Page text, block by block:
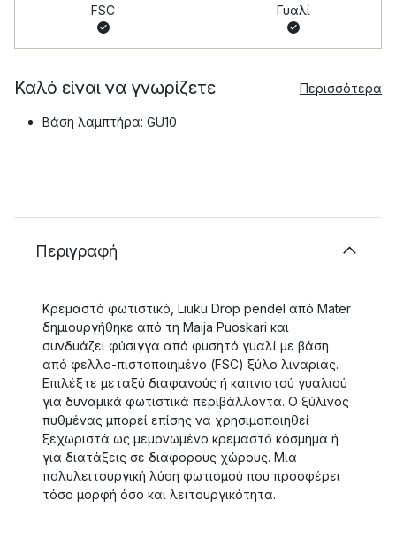
FSC Γυαλί
Καλό είναι να γνωρίζετε Περισσότερα
Βάση λαμπτήρα: GU10
Περιγραφή
Κρεμαστό φωτιστικό, Liuku Drop pendel από Mater
δημιουργήθηκε από τη Maija Puoskari και
συνδυάζει φύσιγγα από φυσητό γυαλί με βάση
από φελλο-πιστοποιημένο (FSC) ξύλο λιναριάς.
Επιλέξτε μεταξύ διαφανούς ή καπνιστού γυαλιού
για δυναμικά φωτιστικά περιβάλλοντα. Ο ξύλινος
πυθμένας μπορεί επίσης να χρησιμοποιηθεί
ξεχωριστά ως μεμονωμένο κρεμαστό κόσμημα ή
για διατάξεις σε διάφορους χώρους. Μια
πολυλειτουργική λύση φωτισμού που προσφέρει
τόσο μορφή όσο και λειτουργικότητα.